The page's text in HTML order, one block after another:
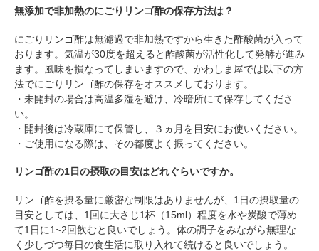
無添加で非加熱のにごりリンゴ酢の保存方法は？
にごりリンゴ酢は無濾過で非加熱ですから生きた酢酸菌が入って
おります。気温が30度を超えると酢酸菌が活性化して発酵が進み
ます。風味を損なってしまいますので、かわしま屋では以下の方
法でにごりリンゴ酢の保存をオススメしております。
・未開封の場合は高温多湿を避け、冷暗所にて保存してくださ
い。
・開封後は冷蔵庫にて保管し、３ヵ月を目安にお使いください。
・ご使用になる際は、その都度よく振ってください。
リンゴ酢の1日の摂取の目安はどれぐらいですか。
リンゴ酢を摂る量に厳密な制限はありませんが、1日の摂取量の
目安としては、1回に大さじ1杯（15ml）程度を水や炭酸で薄め
て1日に1~2回飲むと良いでしょう。体の調子をみながら無理な
く少しづつ毎日の食生活に取り入れて続けると良いでしょう。